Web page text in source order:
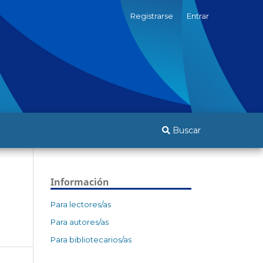
Buscar
Registrarse Entrar
Información
Para lectores/as
Para autores/as
Para bibliotecarios/as